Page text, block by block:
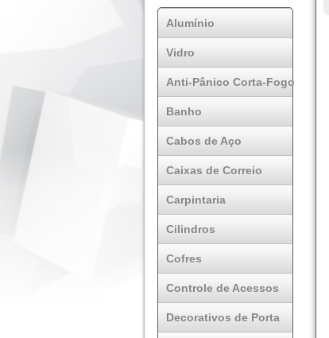
Alumínio
Vidro
Anti-Pânico Corta-Fogo
Banho
Cabos de Aço
Caixas de Correio
Carpintaria
Cilindros
Cofres
Controle de Acessos
Decorativos de Porta